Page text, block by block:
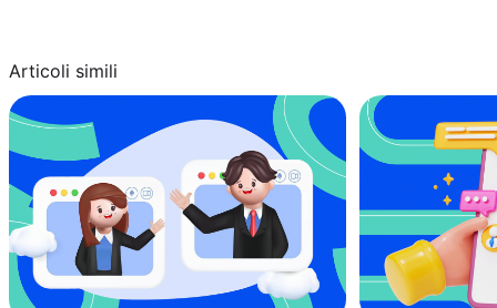
Articoli simili